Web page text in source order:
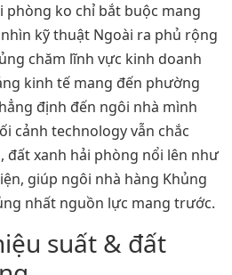
phòng ko chỉ bắt buộc mang
kỹ thuật Ngoài ra phủ rộng
chăm lĩnh vực kinh doanh
kinh tế mang đến phường
định đến ngôi nhà mình
cảnh technology vẫn chắc
đất xanh hải phòng nổi lên như
giúp ngôi nhà hàng Khủng
nhất nguồn lực mang trước.
suất & đất